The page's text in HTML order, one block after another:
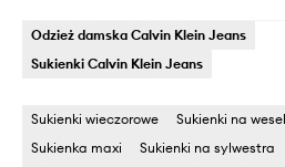
Odzież damska Calvin Klein Jeans
Sukienki Calvin Klein Jeans
Sukienki wieczorowe Sukienki na
Sukienka maxi
Sukienki na sylwestra